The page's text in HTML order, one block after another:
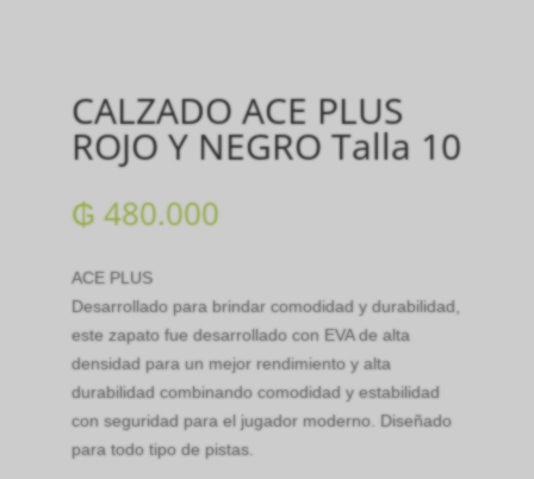
CALZADO ACE PLUS
ROJO Y NEGRO Talla 10
₲ 480.000
ACE PLUS
Desarrollado para brindar comodidad y durabilidad,
este zapato fue desarrollado con EVA de alta
densidad para un mejor rendimiento y alta
durabilidad combinando comodidad y estabilidad
con seguridad para el jugador moderno. Diseñado
para todo tipo de pistas.